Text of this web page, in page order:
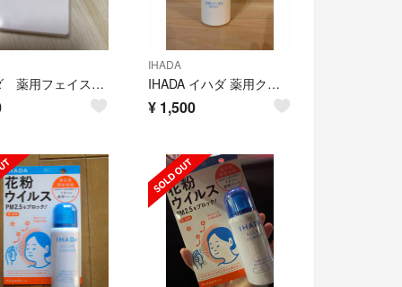
イハダ 薬用フェイスプロテクトパウダー
IHADA
IHADA イハダ 薬用クリアローション 化粧水
¥ 1,500